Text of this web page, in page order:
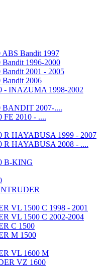
ABS Bandit 1997
Bandit 1996-2000
Bandit 2001 - 2005
Bandit 2006
- INAZUMA 1998-2002
BANDIT 2007-....
FE 2010 - ....
R HAYABUSA 1999 - 2007
R HAYABUSA 2008 - ....
B-KING
VL 1500 C 1998 - 2001
VL 1500 C 2002-2004
C 1500
M 1500
VL 1600 M
VZ 1600